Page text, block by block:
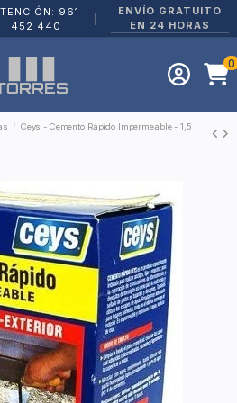
961
452 440
ENVÍO GRATUITO
EN 24 HORAS
0
Ceys - Cemento Rápido Impermeable - 1,5